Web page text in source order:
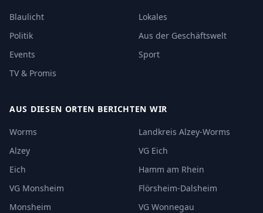
Blaulicht
Lokales
Politik
Aus der Geschäftswelt
Events
Sport
TV & Promis
AUS DIESEN ORTEN BERICHTEN WIR
Worms
Landkreis Alzey-Worms
Alzey
VG Eich
Eich
Hamm am Rhein
VG Monsheim
Flörsheim-Dalsheim
Monsheim
VG Wonnegau